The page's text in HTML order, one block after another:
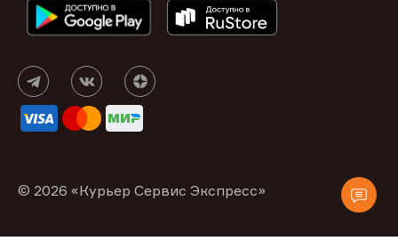
© 2026 «Курьер Сервис Экспресс»